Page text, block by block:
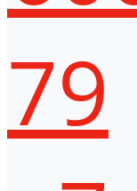
79